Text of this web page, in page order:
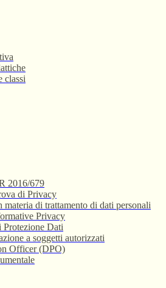
classi
2016/679
di Privacy
materia di trattamento di dati personali
Privacy
Dati
a soggetti autorizzati
Officer (DPO)